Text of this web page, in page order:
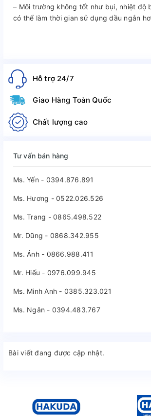
– Môi trường không tốt như bụi, nhiệt độ
có thể làm thời gian sử dụng dầu ngắn
Hỗ trợ 24/7
Giao Hàng Toàn Quốc
Chất lượng cao
Tư vấn bán hàng
Ms. Yến - 0394.876.891
Ms. Hương - 0522.026.526
Ms. Trang - 0865.498.522
Mr. Dũng - 0868.342.955
Ms. Ánh - 0866.988.411
Mr. Hiếu - 0976.099.945
Ms. Minh Anh - 0385.323.021
Ms. Ngân - 0394.483.767
Bài viết đang được cập nhật.